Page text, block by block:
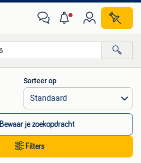
Alle afstanden…
Sorteer op
Bewaar je zoekopdracht
Filters